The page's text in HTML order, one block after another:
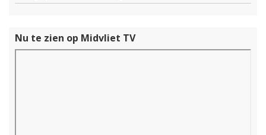
Nu te zien op Midvliet TV